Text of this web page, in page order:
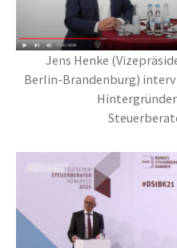
Jens Henke
Berlin-Brandenburg)